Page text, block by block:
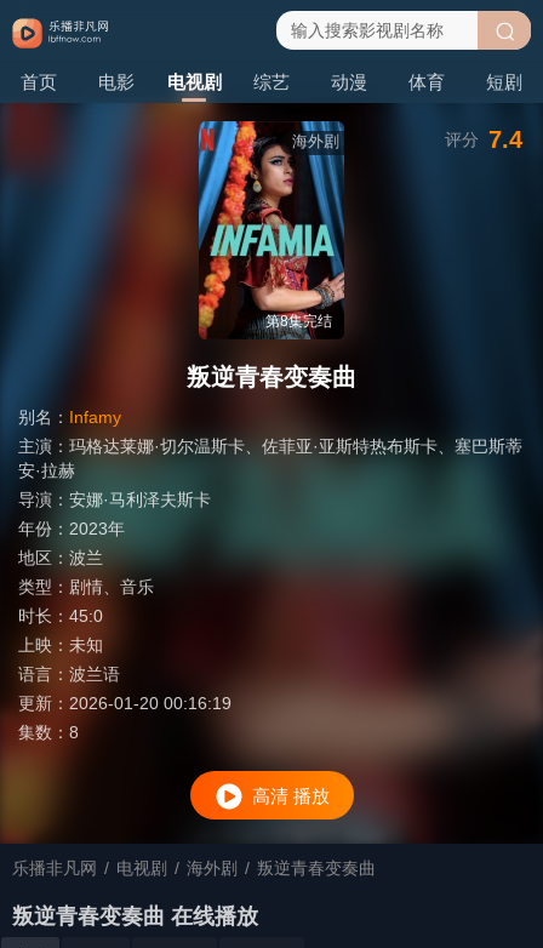
首页 电影 电视剧 综艺 动漫 体育 短剧
搜
海外剧
第8集完结
叛逆青春变奏曲
别名： Infamy
主演： 玛格达莱娜·切尔温斯卡 佐菲亚·亚斯特热布斯卡
塞巴斯蒂
安·拉赫
导演： 安娜·马利泽夫斯卡
年份： 2023年
地区： 波兰
类型： 剧情
音乐
时长： 45:0
上映： 未知
语言： 波兰语
更新： 2026-01-20 00:16:19
集数： 8
评分 7.4
高清 播放
乐播非凡网 / 电视剧 / 海外剧 / 叛逆青春变奏曲
叛逆青春变奏曲 在线播放